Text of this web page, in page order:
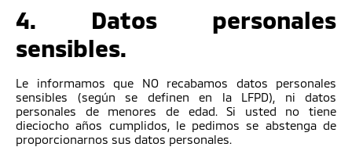
4. Datos personales
sensibles.
Le informamos que NO recabamos datos personales
sensibles (según se definen en la LFPD), ni datos
personales de menores de edad. Si usted no tiene
dieciocho años cumplidos, le pedimos se abstenga de
proporcionarnos sus datos personales.